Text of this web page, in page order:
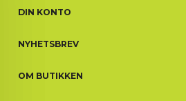
DIN KONTO
NYHETSBREV
OM BUTIKKEN